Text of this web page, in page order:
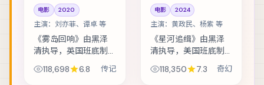
电影 2020
主演： 刘亦菲、谭卓 等
《雾岛回响》由黑泽
清执导，英国班底制
记。古籍修复师发现
118,698 6.8 传记
电影 2024
主演： 黄政民、杨紫 等
《星河追缉》由黑泽
清执导，美国班底制
幻。一场看似普通的
118,350 7.3 奇幻